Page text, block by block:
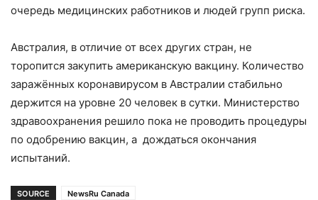
очередь медицинских работников и людей групп риска.
Австралия, в отличие от всех других стран, не
торопится закупить американскую вакцину. Количество
заражённых коронавирусом в Австралии стабильно
держится на уровне 20 человек в сутки. Министерство
здравоохранения решило пока не проводить процедуры
по одобрению вакцин, а дождаться окончания
испытаний.
SOURCE NewsRu Canada